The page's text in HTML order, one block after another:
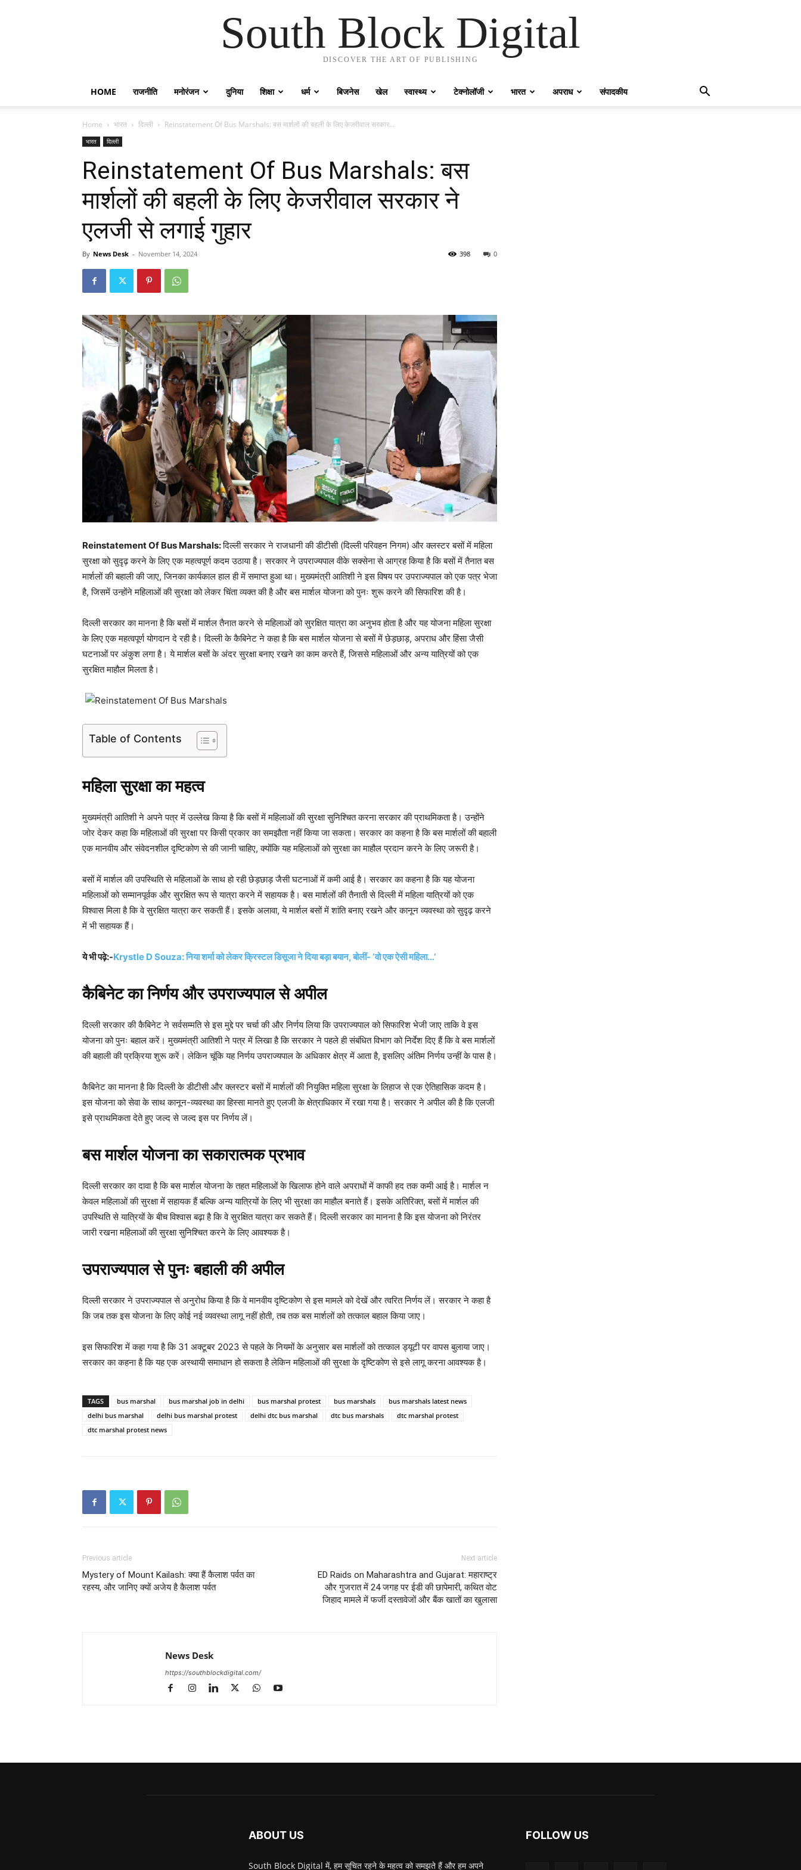
South Block Digital
DISCOVER THE ART OF PUBLISHING
HOME राजनीति मनोरंजन दुनिया शिक्षा धर्म बिजनेस खेल स्वास्थ्य टेक्नोलॉजी भारत अपराध संपादकीय
Home भारत दिल्ली Reinstatement Of Bus Marshals: बस मार्शलों की बहली के लिए केजरीवाल सरकार...
भारत दिल्ली
Reinstatement Of Bus Marshals: बस
मार्शलों की बहली के लिए केजरीवाल सरकार ने
एलजी से लगाई गुहार
By News Desk - November 14, 2024 0
398
Reinstatement Of Bus Marshals:दिल्ली सरकार ने राजधानी की डीटीसी (दिल्ली परिवहन निगम) और क्लस्टर बसों में महिला
सुरक्षा को सुदृढ़ करने के लिए एक महत्वपूर्ण कदम उठाया है। सरकार ने उपराज्यपाल वीके सक्सेना से आग्रह किया है कि बसों में तैनात बस
मार्शलों की बहाली की जाए, जिनका कार्यकाल हाल ही में समाप्त हुआ था। मुख्यमंत्री आतिशी ने इस विषय पर उपराज्यपाल को एक पत्र भेजा
है, जिसमें उन्होंने महिलाओं की सुरक्षा को लेकर चिंता व्यक्त की है और बस मार्शल योजना को पुनः शुरू करने की सिफारिश की है।
दिल्ली सरकार का मानना है कि बसों में मार्शल तैनात करने से महिलाओं को सुरक्षित यात्रा का अनुभव होता है और यह योजना महिला सुरक्षा
के लिए एक महत्वपूर्ण योगदान दे रही है। दिल्ली के कैबिनेट ने कहा है कि बस मार्शल योजना से बसों में छेड़छाड़, अपराध और हिंसा जैसी
घटनाओं पर अंकुश लगा है। ये मार्शल बसों के अंदर सुरक्षा बनाए रखने का काम करते हैं, जिससे महिलाओं और अन्य यात्रियों को एक
सुरक्षित माहौल मिलता है।
Table of Contents
महिला सुरक्षा का महत्व
मुख्यमंत्री आतिशी ने अपने पत्र में उल्लेख किया है कि बसों में महिलाओं की सुरक्षा सुनिश्चित करना सरकार की प्राथमिकता है। उन्होंने
जोर देकर कहा कि महिलाओं की सुरक्षा पर किसी प्रकार का समझौता नहीं किया जा सकता। सरकार का कहना है कि बस मार्शलों की बहाली
एक मानवीय और संवेदनशील दृष्टिकोण से की जानी चाहिए, क्योंकि यह महिलाओं को सुरक्षा का माहौल प्रदान करने के लिए जरूरी है।
बसों में मार्शल की उपस्थिति से महिलाओं के साथ हो रही छेड़छाड़ जैसी घटनाओं में कमी आई है। सरकार का कहना है कि यह योजना
महिलाओं को सम्मानपूर्वक और सुरक्षित रूप से यात्रा करने में सहायक है। बस मार्शलों की तैनाती से दिल्ली में महिला यात्रियों को एक
विश्वास मिला है कि वे सुरक्षित यात्रा कर सकती हैं। इसके अलावा, ये मार्शल बसों में शांति बनाए रखने और कानून व्यवस्था को सुदृढ़ करने
में भी सहायक हैं।
ये भी पढ़े:-Krystle D Souza: निया शर्मा को लेकर क्रिस्टल डिसूजा ने दिया बड़ा बयान, बोलीं- ‘वो एक ऐसी महिला…’
कैबिनेट का निर्णय और उपराज्यपाल से अपील
दिल्ली सरकार की कैबिनेट ने सर्वसम्मति से इस मुद्दे पर चर्चा की और निर्णय लिया कि उपराज्यपाल को सिफारिश भेजी जाए ताकि वे इस
योजना को पुनः बहाल करें। मुख्यमंत्री आतिशी ने पत्र में लिखा है कि सरकार ने पहले ही संबंधित विभाग को निर्देश दिए हैं कि वे बस मार्शलों
की बहाली की प्रक्रिया शुरू करें। लेकिन चूंकि यह निर्णय उपराज्यपाल के अधिकार क्षेत्र में आता है, इसलिए अंतिम निर्णय उन्हीं के पास है।
कैबिनेट का मानना है कि दिल्ली के डीटीसी और क्लस्टर बसों में मार्शलों की नियुक्ति महिला सुरक्षा के लिहाज से एक ऐतिहासिक कदम है।
इस योजना को सेवा के साथ कानून-व्यवस्था का हिस्सा मानते हुए एलजी के क्षेत्राधिकार में रखा गया है। सरकार ने अपील की है कि एलजी
इसे प्राथमिकता देते हुए जल्द से जल्द इस पर निर्णय लें।
बस मार्शल योजना का सकारात्मक प्रभाव
दिल्ली सरकार का दावा है कि बस मार्शल योजना के तहत महिलाओं के खिलाफ होने वाले अपराधों में काफी हद तक कमी आई है। मार्शल न
केवल महिलाओं की सुरक्षा में सहायक हैं बल्कि अन्य यात्रियों के लिए भी सुरक्षा का माहौल बनाते हैं। इसके अतिरिक्त, बसों में मार्शल की
उपस्थिति से यात्रियों के बीच विश्वास बढ़ा है कि वे सुरक्षित यात्रा कर सकते हैं। दिल्ली सरकार का मानना है कि इस योजना को निरंतर
जारी रखना महिलाओं की सुरक्षा सुनिश्चित करने के लिए आवश्यक है।
उपराज्यपाल से पुनः बहाली की अपील
दिल्ली सरकार ने उपराज्यपाल से अनुरोध किया है कि वे मानवीय दृष्टिकोण से इस मामले को देखें और त्वरित निर्णय लें। सरकार ने कहा है
कि जब तक इस योजना के लिए कोई नई व्यवस्था लागू नहीं होती, तब तक बस मार्शलों को तत्काल बहाल किया जाए।
इस सिफारिश में कहा गया है कि 31 अक्टूबर 2023 से पहले के नियमों के अनुसार बस मार्शलों को तत्काल ड्यूटी पर वापस बुलाया जाए।
सरकार का कहना है कि यह एक अस्थायी समाधान हो सकता है लेकिन महिलाओं की सुरक्षा के दृष्टिकोण से इसे लागू करना आवश्यक है।
TAGS bus marshal bus marshal job in delhi bus marshal protest bus marshals
bus marshals latest news
delhi bus marshal
delhi bus marshal protest delhi dtc bus marshal dtc bus marshals
dtc marshal protest
dtc marshal protest news
Previous article
Mystery of Mount Kailash: क्या हैं कैलाश पर्वत का
रहस्य, और जानिए क्यों अजेय है कैलाश पर्वत
Next article
ED Raids on Maharashtra and Gujarat: महाराष्ट्र
और गुजरात में 24 जगह पर ईडी की छापेमारी, कथित वोट
जिहाद मामले में फर्जी दस्तावेजों और बैंक खातों का खुलासा
News Desk
https://southblockdigital.com/
ABOUT US
South Block Digital में, हम सूचित रहने के महत्व को समझते हैं और हम अपने
FOLLOW US